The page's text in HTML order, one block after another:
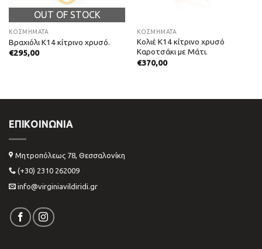
OUT OF STOCK
ΚΟΣΜΗΜΑΤΑ
Βραχιόλι Κ14 κίτρινο χρυσό.
€295,00
ΚΟΣΜΗΜΑΤΑ
Κολιέ Κ14 κίτρινο χρυσό
Καροτσάκι με Μάτι.
€370,00
ΕΠΙΚΟΙΝΩΝΊΑ
Μητροπόλεως 78, Θεσσαλονίκη
(+30) 2310 262009
info@virginiavildiridi.gr